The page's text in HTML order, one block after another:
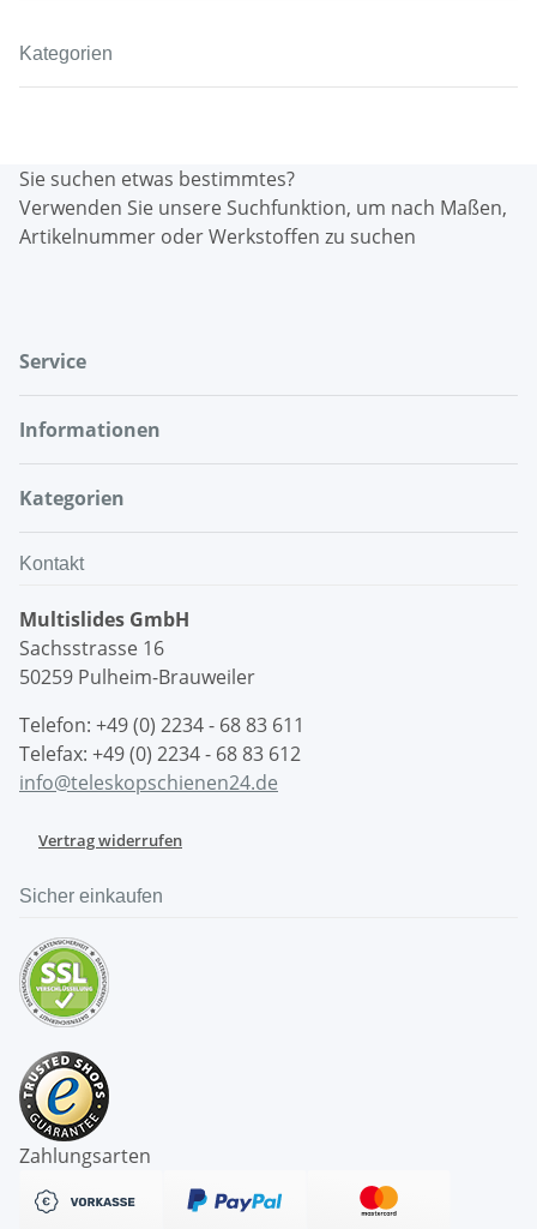
Kategorien
Sie suchen etwas bestimmtes?
Verwenden Sie unsere Suchfunktion, um nach Maßen,
Artikelnummer oder Werkstoffen zu suchen
Service
Informationen
Kategorien
Kontakt
Multislides GmbH
Sachsstrasse 16
50259 Pulheim-Brauweiler
Telefon: +49 (0) 2234 - 68 83 611
Telefax: +49 (0) 2234 - 68 83 612
info@teleskopschienen24.de
Vertrag widerrufen
Sicher einkaufen
Zahlungsarten